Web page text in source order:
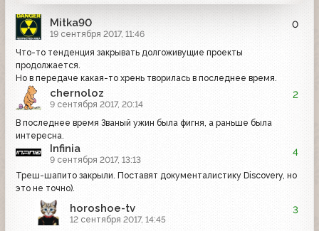
Mitka90
19 сентября 2017, 11:46
0
Что-то тенденция закрывать долгоживущие проекты
продолжается.
Но в передаче какая-то хрень творилась в последнее время.
chernoloz
9 сентября 2017, 20:14
2
В последнее время Званый ужин была фигня, а раньше была
интересна.
Infinia
9 сентября 2017, 13:13
4
Треш-шапито закрыли. Поставят документалистику Discovery, но
это не точно).
horoshoe-tv
12 сентября 2017, 14:45
3